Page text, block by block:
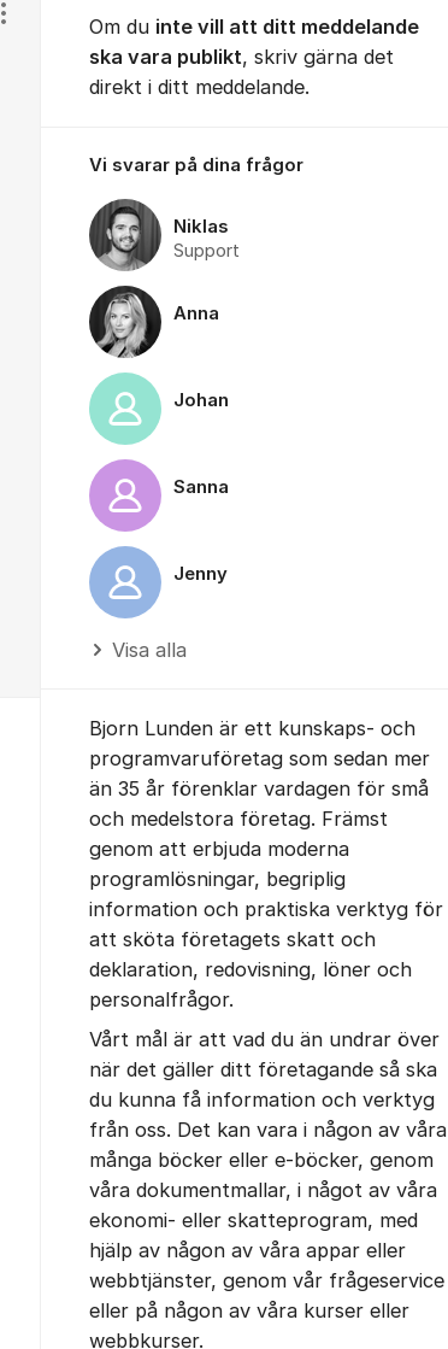
Visa/dölj inställningar för inlägg/kommentar
Om du inte vill att ditt meddelande
ska vara publikt, skriv gärna det
direkt i ditt meddelande.
Vi svarar på dina frågor
Niklas
Support
Anna
Johan
Sanna
Jenny
Visa alla
Bjorn Lunden är ett kunskaps- och
programvaruföretag som sedan mer
än 35 år förenklar vardagen för små
och medelstora företag. Främst
genom att erbjuda moderna
programlösningar, begriplig
information och praktiska verktyg för
att sköta företagets skatt och
deklaration, redovisning, löner och
personalfrågor.
Vårt mål är att vad du än undrar över
när det gäller ditt företagande så ska
du kunna få information och verktyg
från oss. Det kan vara i någon av våra
många böcker eller e-böcker, genom
våra dokumentmallar, i något av våra
ekonomi- eller skatteprogram, med
hjälp av någon av våra appar eller
webbtjänster, genom vår frågeservice
eller på någon av våra kurser eller
webbkurser.